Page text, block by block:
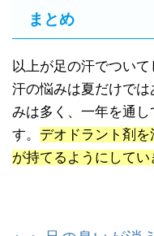
まとめ
以上が足の汗でついて
汗の悩みは夏だけで
みは多く、一年を通
す。 デオドラント剤
が持てるようにしてい